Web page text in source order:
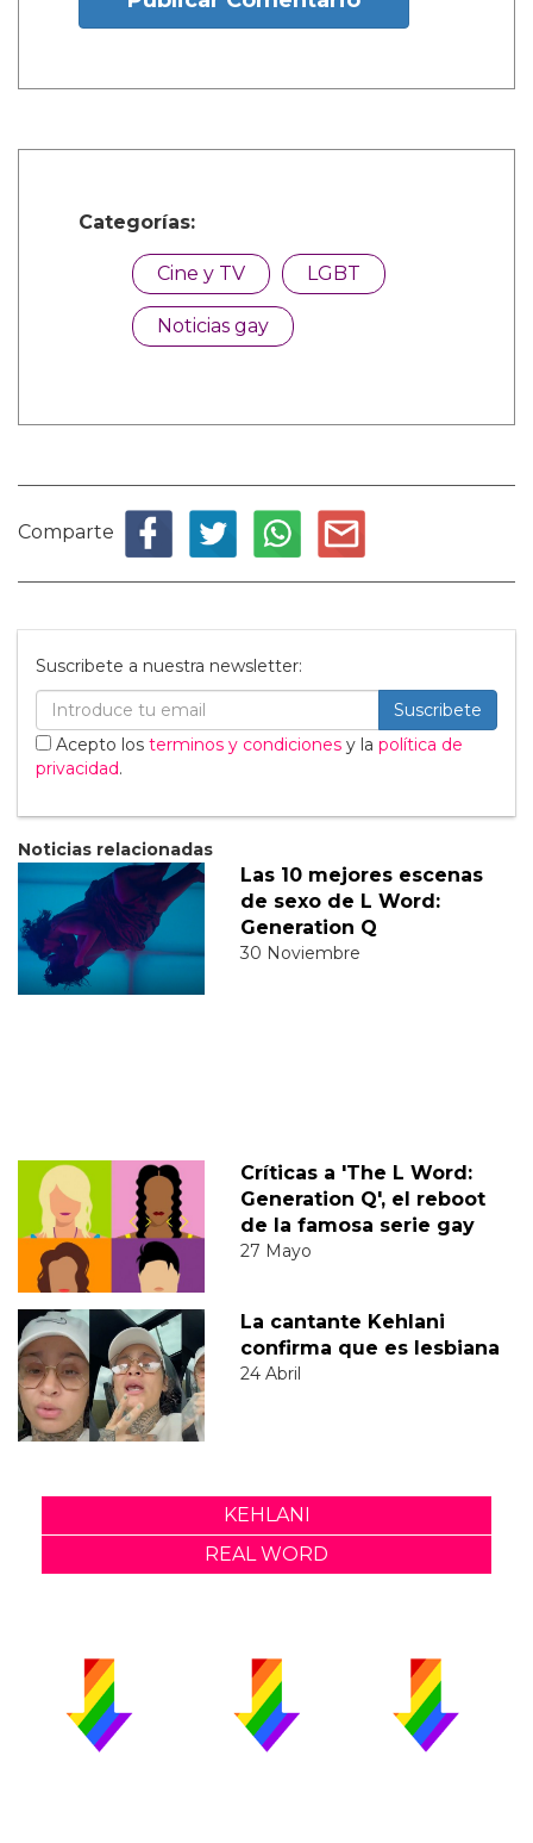
Categorías:
Cine y TV LGBT
Noticias gay
Comparte
Suscribete a nuestra newsletter:
Suscribete
Acepto los terminos y condiciones y la política de
privacidad.
Noticias relacionadas
Las 10 mejores escenas
de sexo de L Word:
Generation Q
30 Noviembre
Críticas a 'The L Word:
Generation Q', el reboot
de la famosa serie gay
27 Mayo
La cantante Kehlani
confirma que es lesbiana
24 Abril
KEHLANI
REAL WORD